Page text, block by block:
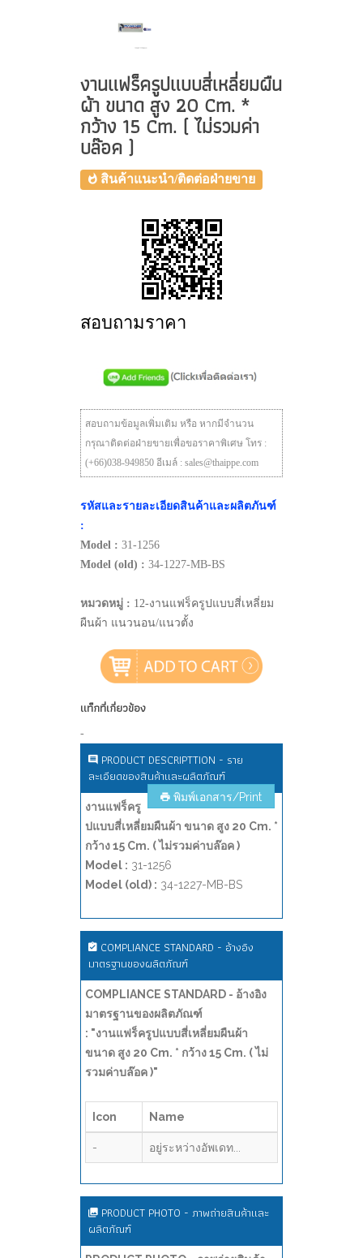
งานแฟร็ครูปแบบสี่เหลี่ยมผืน
ผ้า ขนาด สูง 20 Cm. *
กว้าง 15 Cm. ( ไม่รวมค่า
บล๊อค )
สินค้าแนะนำ/ติดต่อฝ่ายขาย
สอบถามราคา
สอบถามข้อมูลเพิ่มเติม หรือ หากมีจำนวน
กรุณาติดต่อฝ่ายขายเพื่อขอราคาพิเศษ โทร :
(+66)038-949850 อีเมล์ : sales@thaippe.com
รหัสและรายละเอียดสินค้าและผลิตภันฑ์
:
Model : 31-1256
Model (old) : 34-1227-MB-BS
หมวดหมู่ : 12-งานแฟร็ครูปแบบสี่เหลี่ยม
ผืนผ้า แนวนอน/แนวตั้ง
แท็กที่เกี่ยวข้อง
-
PRODUCT DESCRIPTTION - ราย
ละเอียดของสินค้าและผลิตภัณฑ์
พิมพ์เอกสาร/Print
งานแฟร็ครู
ปแบบสี่เหลี่ยมผืนผ้า ขนาด สูง 20 Cm. *
กว้าง 15 Cm. ( ไม่รวมค่าบล๊อค )
Model : 31-1256
Model (old) : 34-1227-MB-BS
COMPLIANCE STANDARD - อ้างอิง
มาตรฐานของผลิตภัณฑ์
COMPLIANCE STANDARD - อ้างอิง
มาตรฐานของผลิตภัณฑ์
: "งานแฟร็ครูปแบบสี่เหลี่ยมผืนผ้า
ขนาด สูง 20 Cm. * กว้าง 15 Cm. ( ไม่
รวมค่าบล๊อค )"
Icon Name
- อยู่ระหว่างอัพเดท...
PRODUCT PHOTO - ภาพถ่ายสินค้าและ
ผลิตภัณฑ์